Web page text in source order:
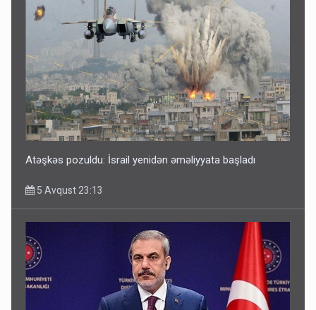
Atəşkəs pozuldu: İsrail yenidən əməliyyata başladı
5 Avqust 23:13